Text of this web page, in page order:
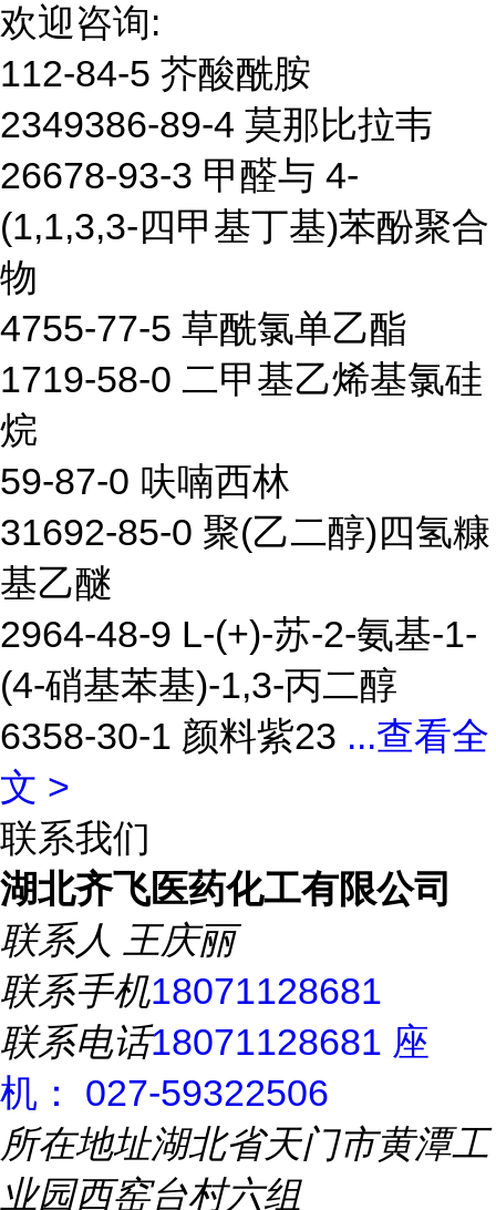
欢迎咨询:
112-84-5 芥酸酰胺
2349386-89-4 莫那比拉韦
26678-93-3 甲醛与 4-
(1,1,3,3-四甲基丁基)苯酚聚合
物
4755-77-5 草酰氯单乙酯
1719-58-0 二甲基乙烯基氯硅
烷
59-87-0 呋喃西林
31692-85-0 聚(乙二醇)四氢糠
基乙醚
2964-48-9 L-(+)-苏-2-氨基-1-
(4-硝基苯基)-1,3-丙二醇
6358-30-1 颜料紫23 ...查看全
文 >
联系我们
湖北齐飞医药化工有限公司
联系人 王庆丽
联系手机18071128681
联系电话18071128681 座
机： 027-59322506
所在地址湖北省天门市黄潭工
业园西窑台村六组